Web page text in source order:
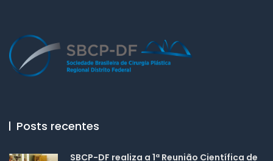
Posts recentes
SBCP-DF realiza a 1ª Reunião Científica de